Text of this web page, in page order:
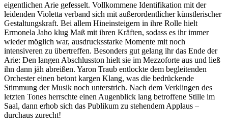
eigentlichen Arie gefesselt. Vollkommene Identifikation mit der
leidenden Violetta verband sich mit außerordentlicher künstlerischer
Gestaltungskraft. Bei allem Hineinsteigern in ihre Rolle hielt
Ermonela Jaho klug Maß mit ihren Kräften, sodass es ihr immer
wieder möglich war, ausdrucksstarke Momente mit noch
intensiveren zu übertreffen. Besonders gut gelang ihr das Ende der
Arie: Den langen Abschlusston hielt sie im Mezzoforte aus und ließ
ihn dann jäh abreißen. Yaron Traub entlockte dem begleitenden
Orchester einen betont kargen Klang, was die bedrückende
Stimmung der Musik noch unterstrich. Nach dem Verklingen des
letzten Tones herrschte einen Augenblick lang betroffene Stille im
Saal, dann erhob sich das Publikum zu stehendem Applaus –
durchaus zurecht!